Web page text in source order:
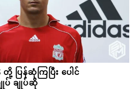
တို့ ပြန်ဆုံကြပြီး ပေါင်
ပ် ချုပ်ဆို